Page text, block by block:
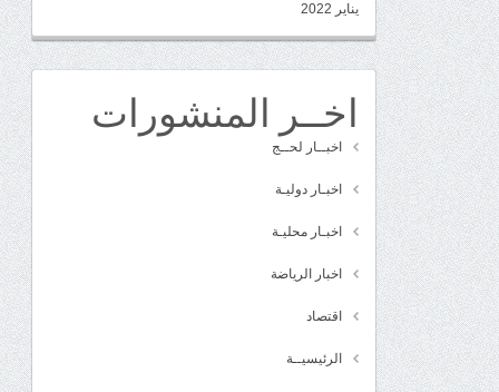
يناير 2022
اخــر المنشورات
اخبــار لحــج
اخبـار دوليـة
اخبـار محليـة
اخبار الرياضة
اقتصاد
الرئيسيــة